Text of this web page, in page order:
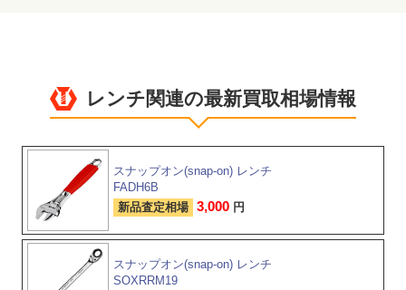
レンチ関連の最新買取相場情報
スナップオン(snap-on) レンチ
FADH6B
新品査定相場 3,000 円
スナップオン(snap-on) レンチ
SOXRRM19